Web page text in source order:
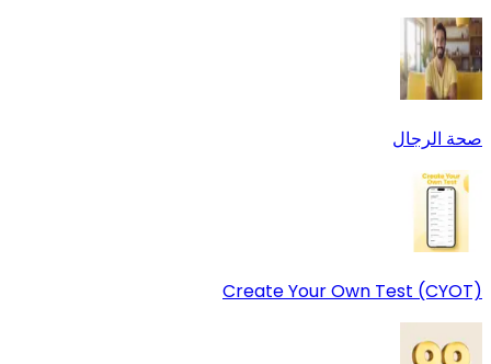
صحة الرجال
Create Your Own Test (CYOT)